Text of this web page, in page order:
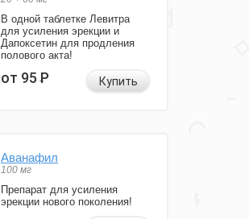
В одной таблетке Левитра
для усиления эрекции и
Дапоксетин для продления
полового акта!
от 95Р Купить
Аванафил
100 мг
Препарат для усиления
эрекции нового поколения!